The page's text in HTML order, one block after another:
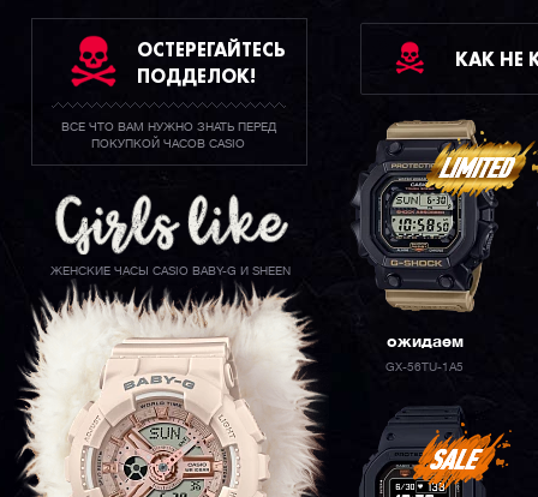
ОСТЕРЕГАЙТЕСЬ
ПОДДЕЛОК!
ВСЕ ЧТО ВАМ НУЖНО ЗНАТЬ ПЕРЕД
ПОКУПКОЙ ЧАСОВ CASIO
ЖЕНСКИЕ ЧАСЫ CASIO BABY-G И SHEEN
КАК НЕ
ожидаем
GX-56TU-1A5